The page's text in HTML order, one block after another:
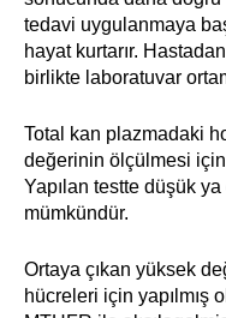
tedavi uygulanmaya
hayat kurtarır.
birlikte laboratuvar
Total kan plazmadaki
değerinin ölçülmesi
Yapılan testte düşük
mümkündür.
Ortaya çıkan yüksek
hücreleri için yapılmış